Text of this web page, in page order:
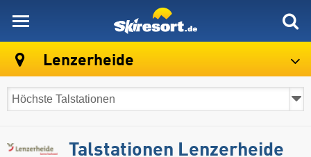
Lenzerheide
Talstationen Lenzerheide